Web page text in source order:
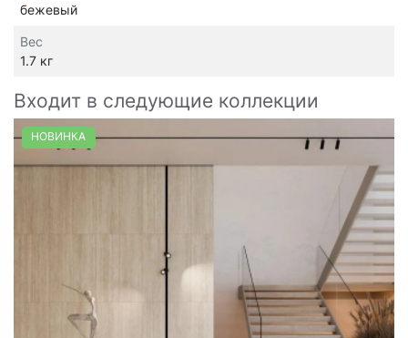
бежевый
Вес
1.7 кг
Входит в следующие коллекции
НОВИНКА